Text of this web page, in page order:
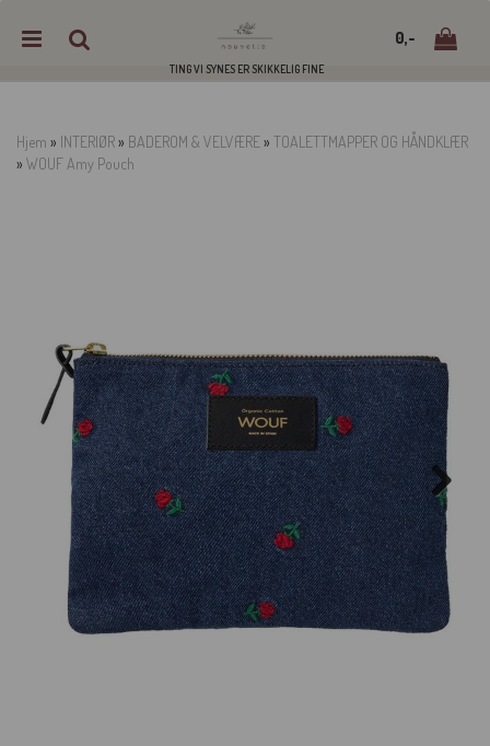
0,-
TING VI SYNES ER SKIKKELIG FINE
Hjem » INTERIØR» BADEROM & VELVÆRE» TOALETTMAPPER OG HÅNDKLÆR
» WOUF Amy Pouch
Next